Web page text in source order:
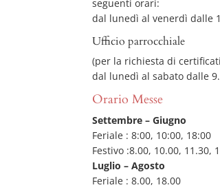
seguenti orari:
dal lunedì al venerdì dalle
Ufficio parrocchiale
(per la richiesta di
dal lunedì al sabato dalle
Orario Messe
Settembre – Giugno
Feriale : 8:00, 10:00, 18:00
Festivo :8.00, 10.00, 11.30,
Luglio – Agosto
Feriale : 8.00, 18.00